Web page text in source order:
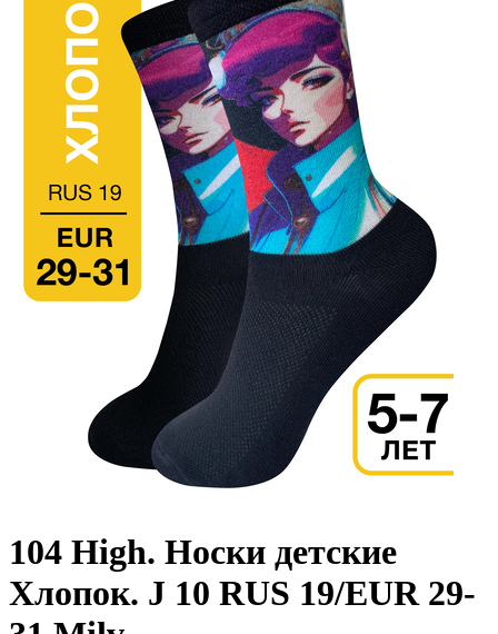
104 High. Носки детские
Хлопок. J 10 RUS 19/EUR 29-